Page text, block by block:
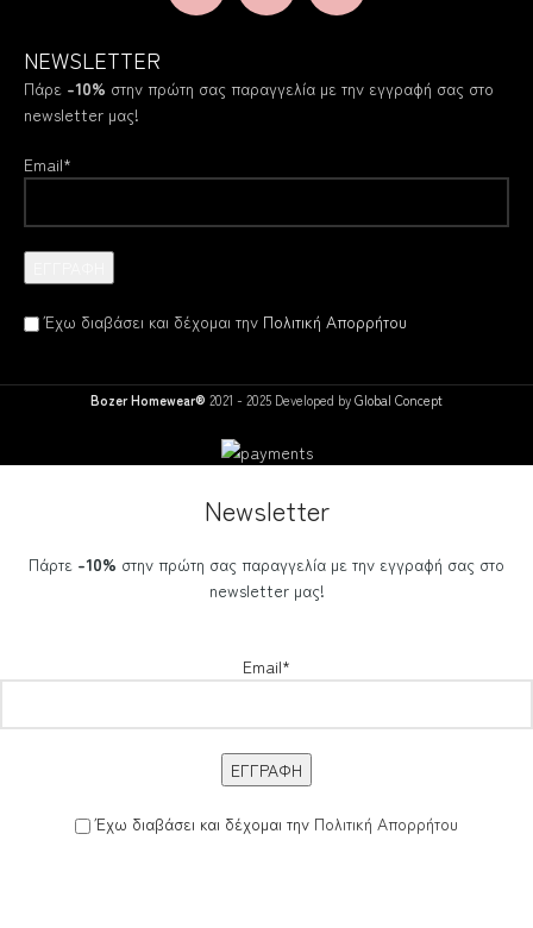
NEWSLETTER
Πάρε -10% στην πρώτη σας παραγγελία με την εγγραφή σας στο
newsletter μας!
Email*
Έχω διαβάσει και δέχομαι την Πολιτική Απορρήτου
Bozer Homewear® 2021 - 2025 Developed byGlobal Concept
Newsletter
Πάρτε -10% στην πρώτη σας παραγγελία με την εγγραφή σας στο
newsletter μας!
Email*
Έχω διαβάσει και δέχομαι την Πολιτική Απορρήτου